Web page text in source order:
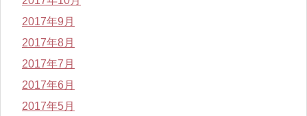
2017年9月
2017年8月
2017年7月
2017年6月
2017年5月